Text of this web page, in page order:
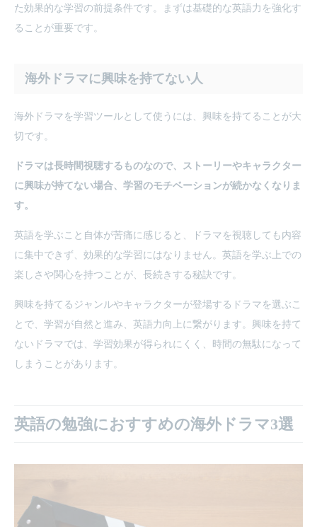
た効果的な学習の前提条件です。まずは基礎的な英語力を強化す
ることが重要です。
海外ドラマに興味を持てない人
海外ドラマを学習ツールとして使うには、興味を持てることが大
切です。
ドラマは長時間視聴するものなので、ストーリーやキャラクター
に興味が持てない場合、学習のモチベーションが続かなくなりま
す。
英語を学ぶこと自体が苦痛に感じると、ドラマを視聴しても内容
に集中できず、効果的な学習にはなりません。英語を学ぶ上での
楽しさや関心を持つことが、長続きする秘訣です。
興味を持てるジャンルやキャラクターが登場するドラマを選ぶこ
とで、学習が自然と進み、英語力向上に繋がります。興味を持て
ないドラマでは、学習効果が得られにくく、時間の無駄になって
しまうことがあります。
英語の勉強におすすめの海外ドラマ3選